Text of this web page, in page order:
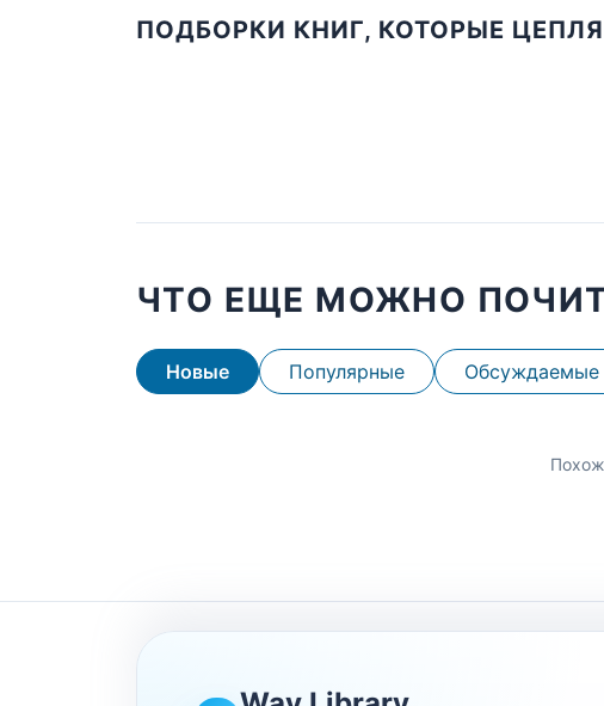
ПОДБОРКИ КНИГ, КОТОРЫЕ
ЧТО ЕЩЕ МОЖНО
Новые Популярные Обсуждаемые